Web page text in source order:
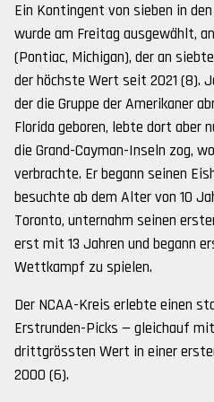
Ein Kontingent von sieben in
wurde am Freitag ausgewählt,
(Pontiac, Michigan), der an
der höchste Wert seit 2021 (8).
der die Gruppe der Amerikaner
Florida geboren, lebte dort aber
die Grand-Cayman-Inseln zog,
verbrachte. Er begann seinen
besuchte ab dem Alter von 10
Toronto, unternahm seinen
erst mit 13 Jahren und begann
Wettkampf zu spielen.
Der NCAA-Kreis erlebte einen
Erstrunden-Picks — gleichauf
drittgrössten Wert in einer
2000 (6).